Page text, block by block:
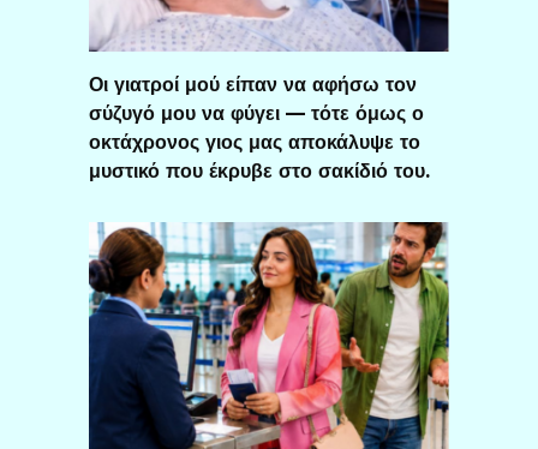
Οι γιατροί μού είπαν να αφήσω τον
σύζυγό μου να φύγει — τότε όμως ο
οκτάχρονος γιος μας αποκάλυψε το
μυστικό που έκρυβε στο σακίδιό του.